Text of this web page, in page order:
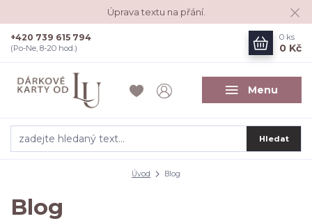
Úprava textu na přání.
Menu
Hledat
+420 739 615 794
(Po-Ne, 8-20 hod.)
0 ks
0 Kč
Úvod Blog
Blog